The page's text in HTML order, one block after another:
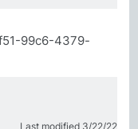
99c6-4379-
Last modified 3/22/22